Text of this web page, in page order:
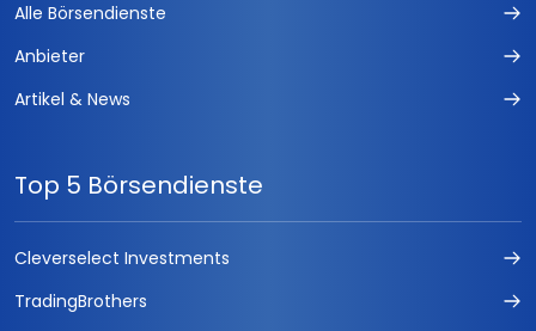
Alle Börsendienste
Anbieter
Artikel & News
Top 5 Börsendienste
Cleverselect Investments
TradingBrothers